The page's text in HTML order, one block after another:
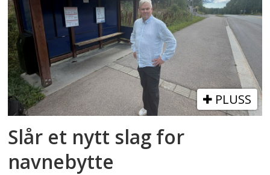
PLUSS
Slår et nytt slag for
navnebytte